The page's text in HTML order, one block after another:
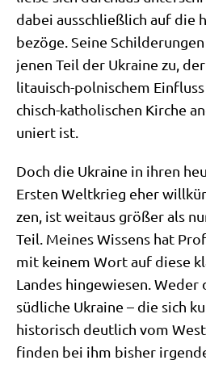
dabei aus­schließ­lich auf die
bezö­ge. Sei­ne
jenen Teil der Ukrai­ne zu,
litau­isch-pol­ni­schem
chisch-katho­li­schen Kir­che
uniert ist.
Doch die Ukrai­ne in ihren
Ersten Welt­krieg eher
zen, ist weit­aus grö­ßer als
Teil. Mei­nes Wis­sens hat
mit kei­nem Wort auf die­se
Lan­des hin­ge­wie­sen.
süd­li­che Ukrai­ne – die sich
histo­risch deut­lich vom
fin­den bei ihm bis­her